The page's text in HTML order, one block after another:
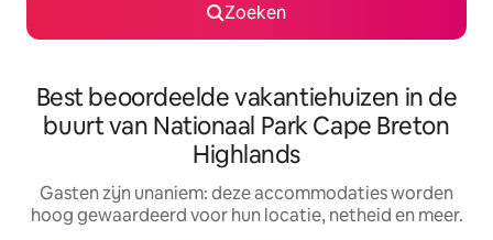
Zoeken
Best beoordeelde vakantiehuizen in de
buurt van Nationaal Park Cape Breton
Highlands
Gasten zijn unaniem: deze accommodaties worden
hoog gewaardeerd voor hun locatie, netheid en meer.